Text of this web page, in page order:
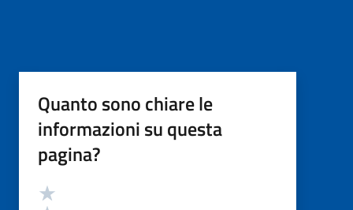
Quanto sono chiare le
informazioni su questa
pagina?
Valutazione